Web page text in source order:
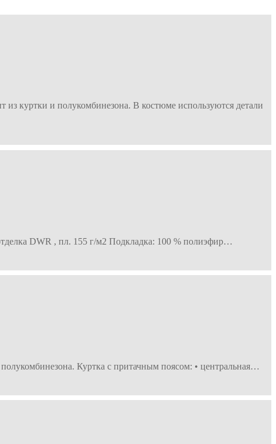
куртки и полукомбинезона. В костюме используются детали
DWR , пл. 155 г/м2 Подкладка: 100 % полиэфир…
Куртка с притачным поясом: • центральная…